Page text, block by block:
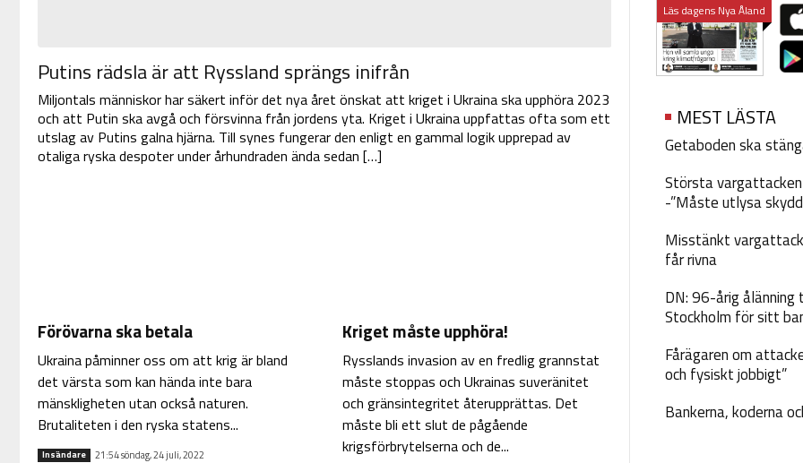
Putins rädsla är att Ryssland sprängs inifrån
Miljontals människor har säkert inför det nya året önskat att kriget i Ukraina ska upphöra 2023
och att Putin ska avgå och försvinna från jordens yta. Kriget i Ukraina uppfattas ofta som ett
utslag av Putins galna hjärna. Till synes fungerar den enligt en gammal logik upprepad av
otaliga ryska despoter under århundraden ända sedan […]
Förövarna ska betala
Ukraina påminner oss om att krig är bland
det värsta som kan hända inte bara
mänskligheten utan också naturen.
Brutaliteten i den ryska statens...
Insändare 21:54 söndag, 24 juli, 2022
Kriget måste upphöra!
Rysslands invasion av en fredlig grannstat
måste stoppas och Ukrainas suveränitet
och gränsintegritet återupprättas. Det
måste bli ett slut de pågående
krigsförbrytelserna och de...
Läs dagens Nya Åland
MEST LÄSTA
Getaboden ska
Största
-”Måste utlysa
Misstänkt
får rivna
DN: 96-årig
Stockholm för sitt
Fårägaren om
och fysiskt jobbigt”
Bankerna, koderna